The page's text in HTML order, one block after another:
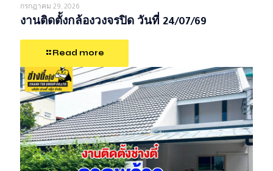
กรกฎาคม 29, 2026
งานติดตั้งกล้องวงจรปิด วันที่ 24/07/69
Read more